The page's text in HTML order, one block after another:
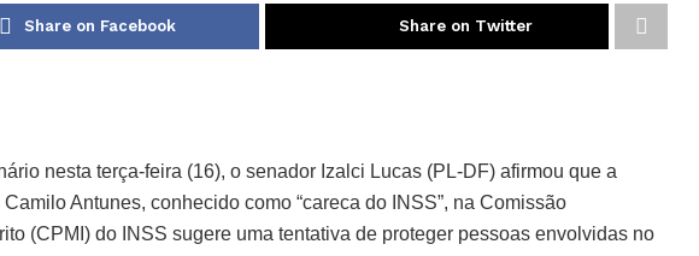
Share on Facebook Share on Twitter
nesta terça-feira (16), o senador Izalci Lucas (PL-DF) afirmou que a
Antunes, conhecido como “careca do INSS”, na Comissão
(CPMI) do INSS sugere uma tentativa de proteger pessoas envolvidas no